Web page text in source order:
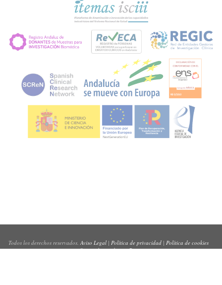
Todos los derechos reservados.Aviso Legal| Política de privacidad| Política de cookies
Sitio web creado porPynso